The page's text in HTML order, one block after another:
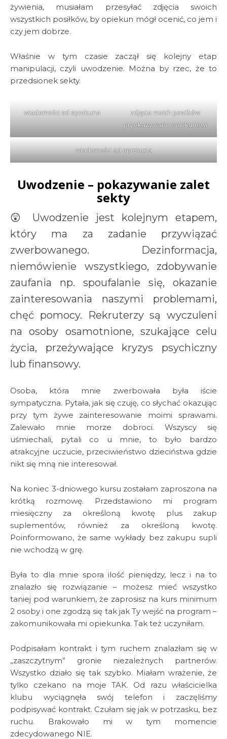
żywienia, musiałam przesyłać zdjęcia swoich
wszystkich posiłków, by opiekun mógł ocenić, co jem i
czy jem dobrze.
Właśnie w tym czasie zaczął się kolejny etap
manipulacji, czyli uwodzenie. Można by rzec, że to
przedsionek sekty.
wiadomości od opiekuna
zdjęcia moich posiłków
przekazywane opiekunowi
wiadomości od opiekuna
Uwodzenie – pokazywanie zalet
sekty
😲 Uwodzenie jest kolejnym etapem,
który ma za zadanie przywiązać
zwerbowanego. Dezinformacja,
niemówienie wszystkiego, zdobywanie
zaufania np. spoufalanie się, okazanie
zainteresowania naszymi problemami,
chęć pomocy. Rekruterzy są wyczuleni
na osoby osamotnione, szukające celu
życia, przeżywające kryzys psychiczny
lub finansowy.
Osoba, która mnie zwerbowała była iście
sympatyczna. Pytała, jak się czuję, co słychać okazując
przy tym żywe zainteresowanie moimi sprawami.
Zalewało mnie morze dobroci. Wszyscy się
uśmiechali, pytali co u mnie, to było bardzo
atrakcyjne uczucie, przeciwieństwo dzieciństwa gdzie
nikt się mną nie interesował.
Na koniec 3-dniowego kursu zostałam zaproszona na
krótką rozmowę. Przedstawiono mi program
miesięczny za określoną kwotę plus zakup
suplementów, również za określoną kwotę.
Poinformowano, że same wykłady bez zakupu supli
nie wchodzą w grę.
Była to dla mnie spora ilość pieniędzy, lecz i na to
znalazło się rozwiązanie – możesz mieć wszystko
taniej pod warunkiem, że zaprosisz na kurs minimum
2 osoby i one zgodzą się tak jak Ty wejść na program –
zakomunikowała mi opiekunka. Tak też uczyniłam.
Podpisałam kontrakt i tym ruchem znalazłam się w
„zaszczytnym” gronie niezależnych partnerów.
Wszystko działo się tak szybko. Miałam wrażenie, że
tylko czekano na moje TAK. Od razu właścicielka
klubu wyciągnęła swój telefon i zaczęliśmy
podpisywać kontrakt. Czułam się jak w potrzasku, bez
ruchu. Brakowało mi w tym momencie
zdecydowanego NIE.